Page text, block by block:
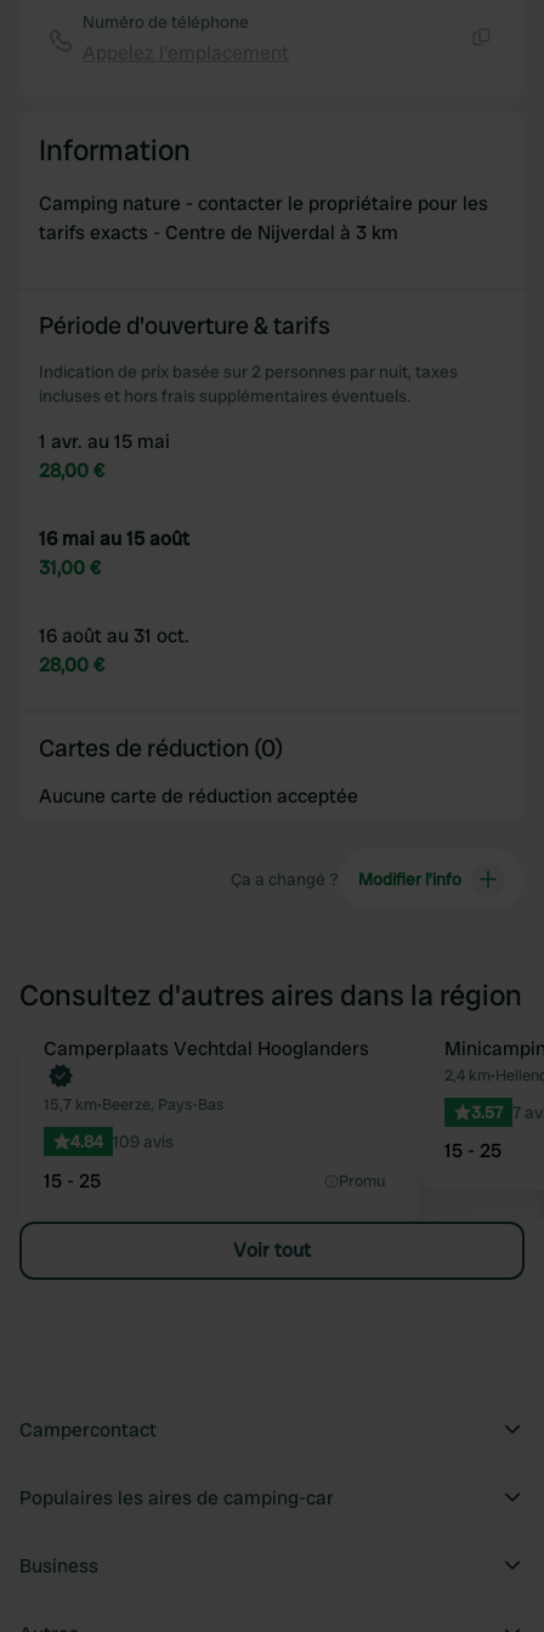
Numéro de téléphone
Information
Camping nature - contacter le propriétaire pour les
tarifs exacts - Centre de Nijverdal à 3 km
Période d'ouverture & tarifs
Indication de prix basée sur 2 personnes par nuit, taxes
incluses et hors frais supplémentaires éventuels.
1 avr. au 15 mai
28,00 €
16 mai au 15 août
31,00 €
16 août au 31 oct.
28,00 €
Cartes de réduction (0)
Aucune carte de réduction acceptée
Ça a changé ? Modifier l’info
Consultez d'autres aires dans la région
Préféré
Camperplaats Vechtdal Hooglanders
15,7 km•Beerze, Pays-Bas
4.84 109 avis
15 - 25 Promu
2,4 km•
3.57 7
15 - 25
Voir tout
Campercontact
Populaires les aires de camping-car
Business